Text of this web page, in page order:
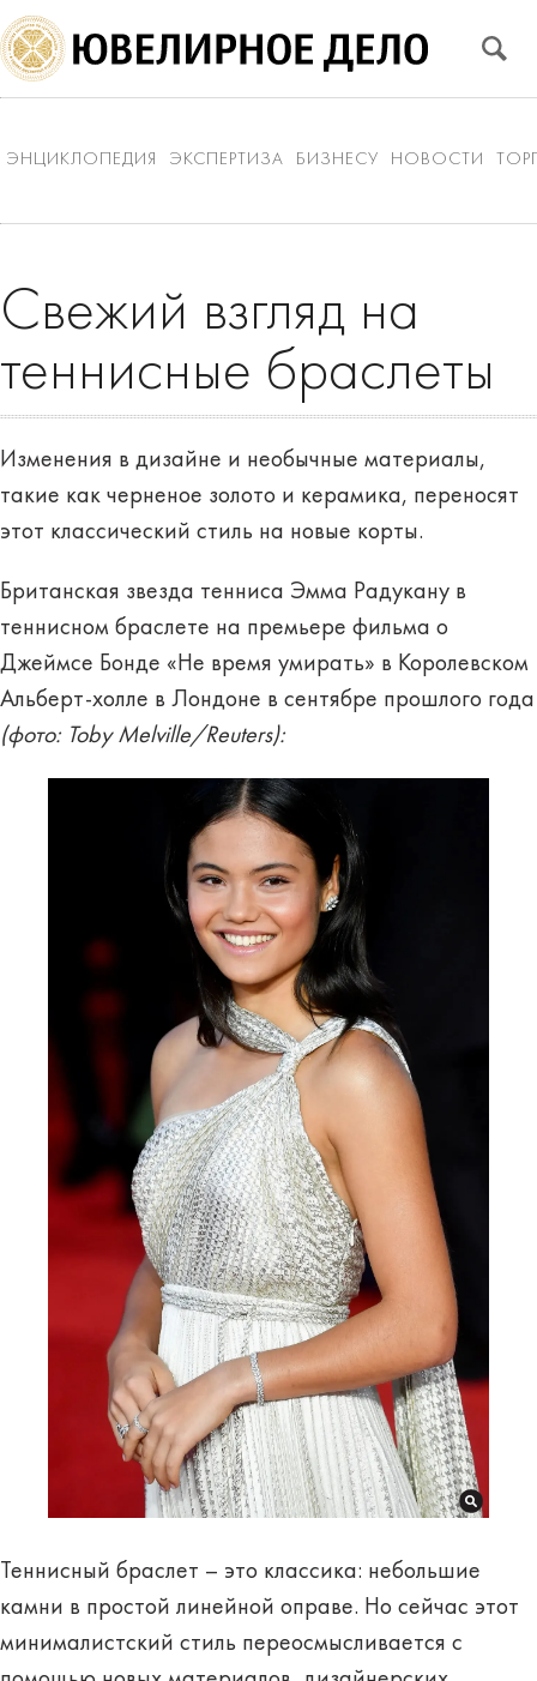
ЭНЦИКЛОПЕДИЯ ЭКСПЕРТИЗА БИЗНЕСУ НОВОСТИ
Свежий взгляд на
теннисные браслеты
Изменения в дизайне и необычные материалы,
такие как черненое золото и керамика, переносят
этот классический стиль на новые корты.
Британская звезда тенниса Эмма Радукану в
теннисном браслете на премьере фильма о
Джеймсе Бонде «Не время умирать» в Королевском
Альберт-холле в Лондоне в сентябре прошлого года
(фото: Toby Melville/Reuters):
Теннисный браслет – это классика: небольшие
камни в простой линейной оправе. Но сейчас этот
минималистский стиль переосмысливается с